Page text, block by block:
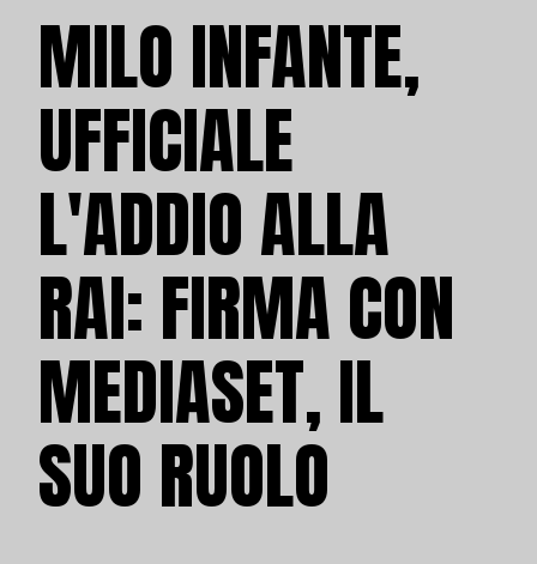
MILO INFANTE,
UFFICIALE
L'ADDIO ALLA
RAI: FIRMA CON
MEDIASET, IL
SUO RUOLO